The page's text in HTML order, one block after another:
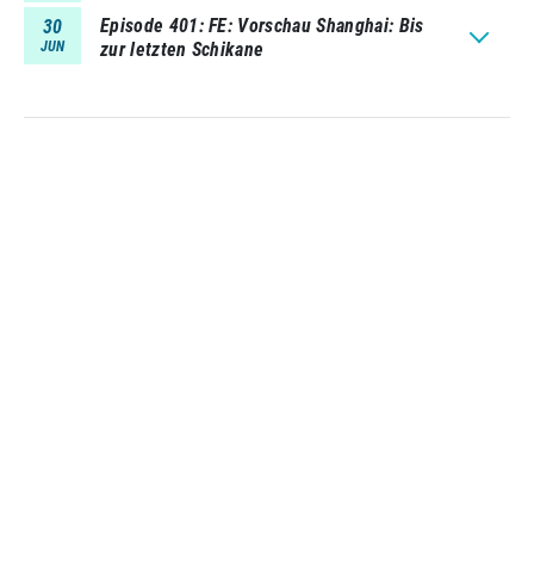
30
JUN
Episode 401 FE: Vorschau Shanghai: Bis
zur letzten Schikane